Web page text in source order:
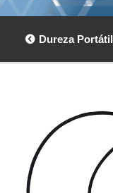
Dureza Portátil